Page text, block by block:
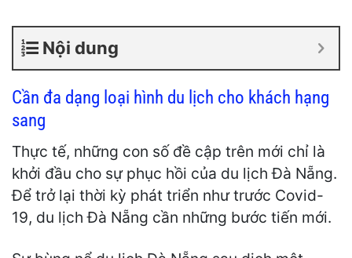
Nội dung
Cần đa dạng loại hình du lịch cho khách hạng
sang
Thực tế, những con số đề cập trên mới chỉ là
khởi đầu cho sự phục hồi của du lịch Đà Nẵng.
Để trở lại thời kỳ phát triển như trước Covid-
19, du lịch Đà Nẵng cần những bước tiến mới.